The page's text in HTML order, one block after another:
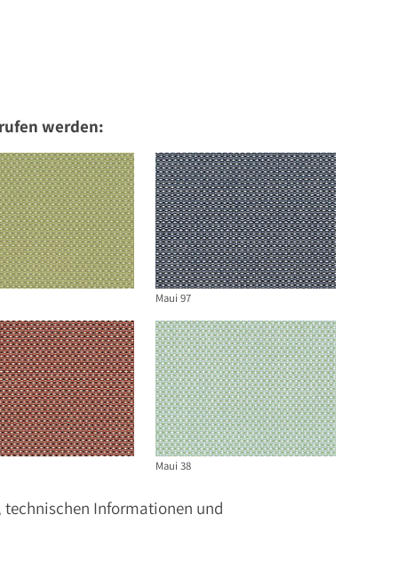
Maui 97
Maui 38
werden:
technischen Informationen und